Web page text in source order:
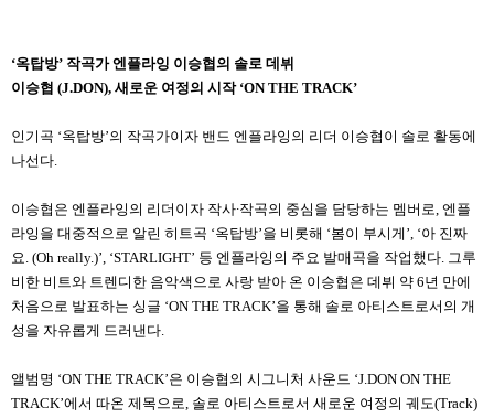
‘옥탑방’ 작곡가 엔플라잉 이승협의 솔로 데뷔
이승협 (J.DON), 새로운 여정의 시작 ‘ON THE TRACK’
인기곡 ‘옥탑방’의 작곡가이자 밴드 엔플라잉의 리더 이승협이 솔로 활동에
나선다.
이승협은 엔플라잉의 리더이자 작사∙작곡의 중심을 담당하는 멤버로, 엔플
라잉을 대중적으로 알린 히트곡 ‘옥탑방’을 비롯해 ‘봄이 부시게’, ‘아 진짜
요. (Oh really.)’, ‘STARLIGHT’ 등 엔플라잉의 주요 발매곡을 작업했다. 그루
비한 비트와 트렌디한 음악색으로 사랑 받아 온 이승협은 데뷔 약 6년 만에
처음으로 발표하는 싱글 ‘ON THE TRACK’을 통해 솔로 아티스트로서의 개
성을 자유롭게 드러낸다.
앨범명 ‘ON THE TRACK’은 이승협의 시그니처 사운드 ‘J.DON ON THE
TRACK’에서 따온 제목으로, 솔로 아티스트로서 새로운 여정의 궤도(Track)